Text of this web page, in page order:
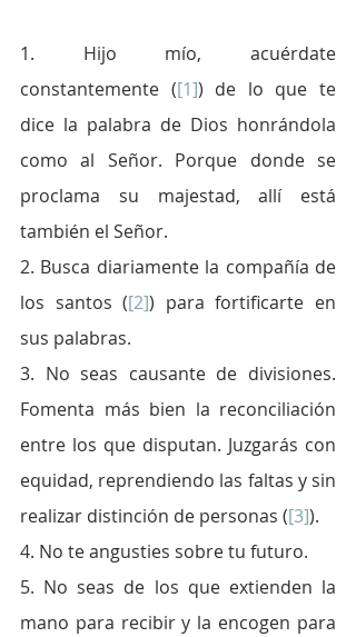
1. Hijo mío, acuérdate
constantemente ([1]) de lo que te
dice la palabra de Dios honrándola
como al Señor. Porque donde se
proclama su majestad, allí está
también el Señor.
2. Busca diariamente la compañía de
los santos ([2]) para fortificarte en
sus palabras.
3. No seas causante de divisiones.
Fomenta más bien la reconciliación
entre los que disputan. Juzgarás con
equidad, reprendiendo las faltas y sin
realizar distinción de personas ([3]).
4. No te angusties sobre tu futuro.
5. No seas de los que extienden la
mano para recibir y la encogen para